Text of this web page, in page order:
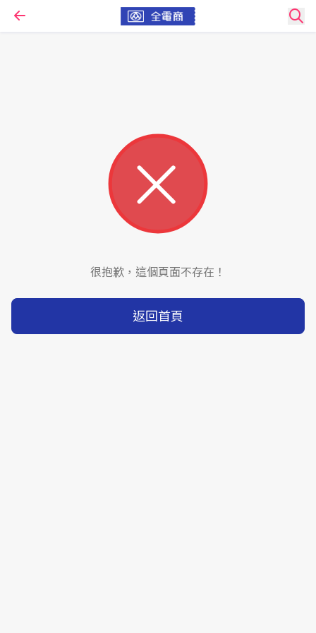
很抱歉，這個頁面不存在！
返回首頁